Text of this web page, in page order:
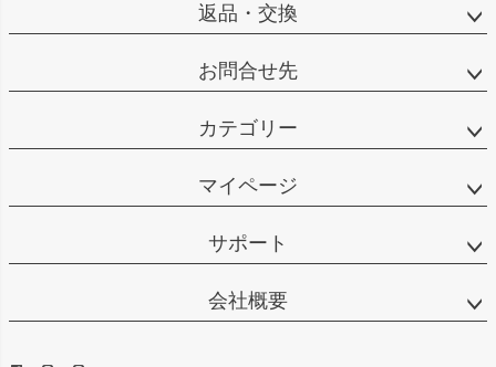
返品・交換
お問合せ先
カテゴリー
マイページ
サポート
会社概要